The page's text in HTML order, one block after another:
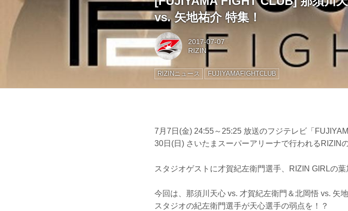
vs. 矢地祐介 特集！
2017-07-07
RIZIN
RIZINニュース FUJIYAMAFIGHTCLUB
7月7日(金) 24:55～25:25 放送のフジテレビ「
30日(日) さいたまスーパーアリーナで行われるRIZIN
スタジオゲストに才賀紀左衛門選手、RIZIN GIRLの
今回は、那須川天心 vs. 才賀紀左衛門＆北岡悟 vs. 矢地
スタジオの紀左衛門選手が天心選手の弱点を！？